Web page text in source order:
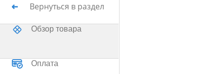
Вернуться в раздел
Обзор товара
Оплата